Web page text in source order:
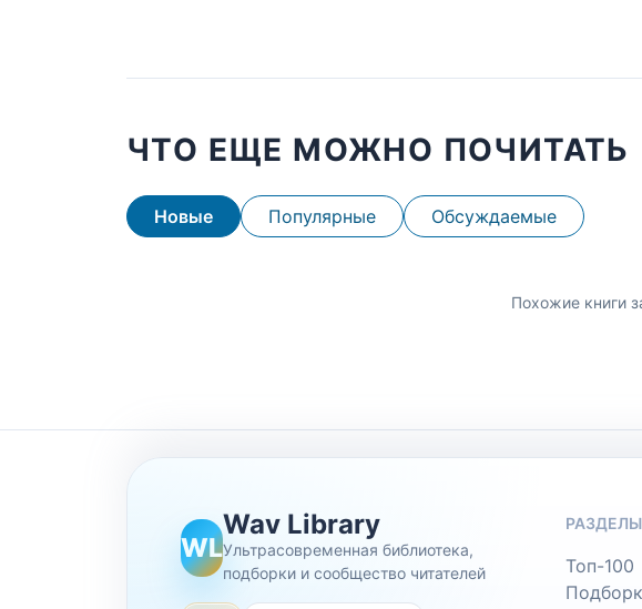
ЧТО ЕЩЕ МОЖНО ПОЧИТАТЬ
Новые Популярные Обсуждаемые
Похожие книги
WL
Wav Library
Ультрасовременная библиотека,
подборки и сообщество читателей
РАЗДЕЛЫ
Топ-100